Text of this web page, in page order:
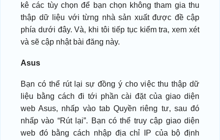
kê các tùy chọn để bạn chọn không tham gia thu
thập dữ liệu với từng nhà sản xuất được đề cập
phía dưới đây. Và, khi tôi tiếp tục kiểm tra, xem xét
và sẽ cập nhật bài đăng này.
Asus
Bạn có thể rút lại sự đồng ý cho việc thu thập dữ
liệu bằng cách đi tới phần cài đặt của giao diện
web Asus, nhấp vào tab Quyền riêng tư, sau đó
nhấp vào “Rút lại”. Bạn có thể truy cập giao diện
web đó bằng cách nhập địa chỉ IP của bộ định